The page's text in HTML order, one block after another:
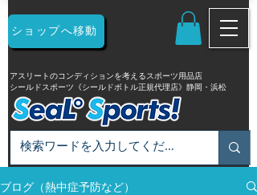
アスリートのコンディションを考えるスポーツ用品店
シールドスポーツ《シールドボトル正規代理店》静岡・浜松
ショップへ移動
ブログ（熱中症予防など）